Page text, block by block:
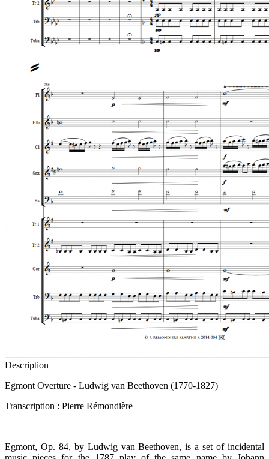
Description
Egmont Overture - Ludwig van Beethoven (1770-1827)
Transcription : Pierre Rémondière
Egmont, Op. 84, by Ludwig van Beethoven, is a set of incidental